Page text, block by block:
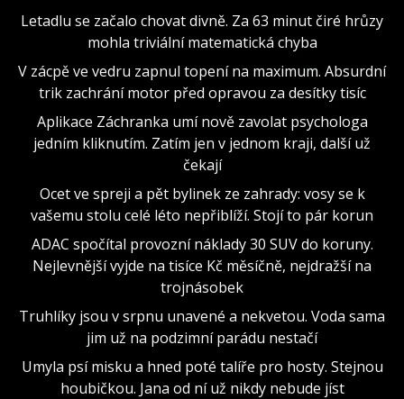
Letadlu se začalo chovat divně. Za 63 minut čiré hrůzy
mohla triviální matematická chyba
V zácpě ve vedru zapnul topení na maximum. Absurdní
trik zachrání motor před opravou za desítky tisíc
Aplikace Záchranka umí nově zavolat psychologa
jedním kliknutím. Zatím jen v jednom kraji, další už
čekají
Ocet ve spreji a pět bylinek ze zahrady: vosy se k
vašemu stolu celé léto nepřiblíží. Stojí to pár korun
ADAC spočítal provozní náklady 30 SUV do koruny.
Nejlevnější vyjde na tisíce Kč měsíčně, nejdražší na
trojnásobek
Truhlíky jsou v srpnu unavené a nekvetou. Voda sama
jim už na podzimní parádu nestačí
Umyla psí misku a hned poté talíře pro hosty. Stejnou
houbičkou. Jana od ní už nikdy nebude jíst